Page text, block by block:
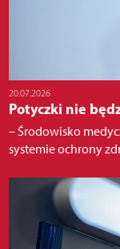
20.07.2026
Potyczki nie
– Środowisko
systemie ochrony